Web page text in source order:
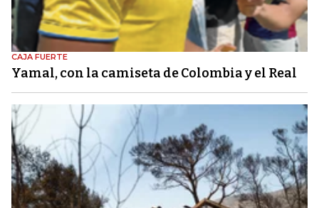
CAJA FUERTE
Yamal, con la camiseta de Colombia y el Real